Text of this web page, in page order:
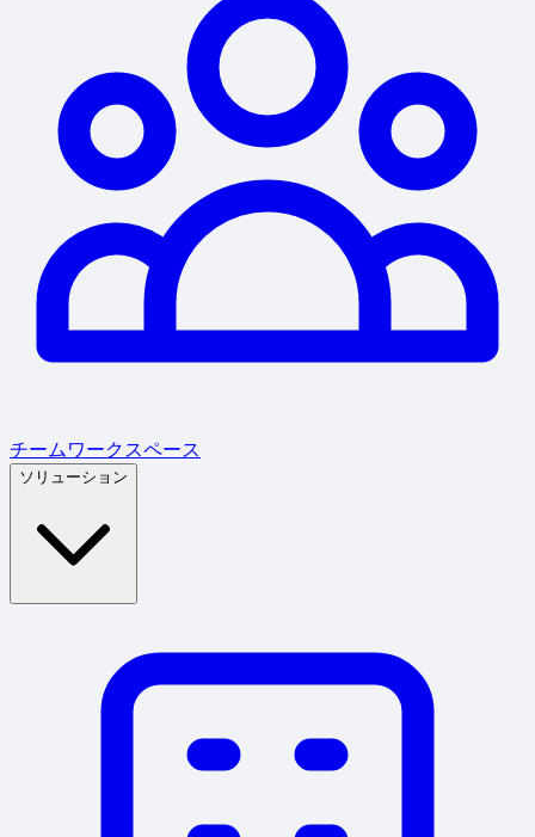
チームワークスペース
ソリューション